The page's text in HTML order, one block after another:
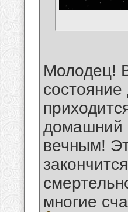
Молодец!
домашний
вечным!
многие